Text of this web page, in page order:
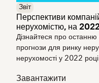
Звіт
Перспективи
нерухомістю, на 2022
Дізнайтеся про останню
прогнози для ринку
нерухомості у 2022 році
Завантажити